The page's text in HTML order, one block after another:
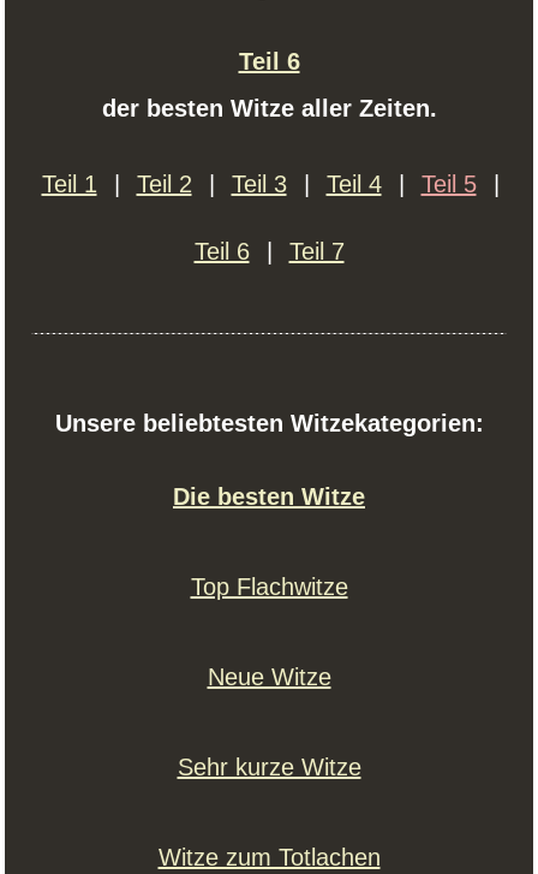
Teil 6
der besten Witze aller Zeiten.
Teil 1 Teil 2 Teil 3 Teil 4 Teil 5
Teil 6 Teil 7
Unsere beliebtesten Witzekategorien:
Die besten Witze
Top Flachwitze
Neue Witze
Sehr kurze Witze
Witze zum Totlachen